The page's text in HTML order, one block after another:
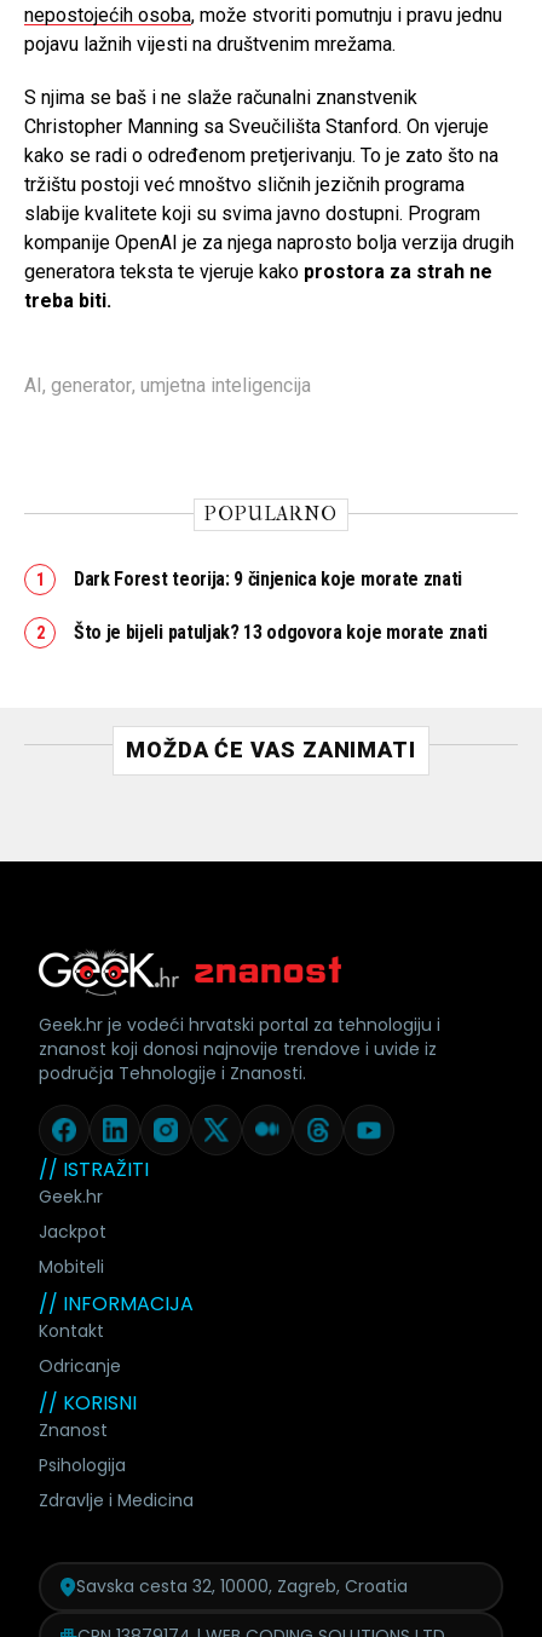
nepostojećih osoba, može stvoriti pomutnju i pravu jednu
pojavu lažnih vijesti na društvenim mrežama.
S njima se baš i ne slaže računalni znanstvenik
Christopher Manning sa Sveučilišta Stanford. On vjeruje
kako se radi o određenom pretjerivanju. To je zato što na
tržištu postoji već mnoštvo sličnih jezičnih programa
slabije kvalitete koji su svima javno dostupni. Program
kompanije OpenAI je za njega naprosto bolja verzija drugih
generatora teksta te vjeruje kako prostora za strah ne
treba biti.
AI, generator, umjetna inteligencija
POPULARNO
Dark Forest teorija: 9 činjenica koje morate znati
Što je bijeli patuljak? 13 odgovora koje morate znati
MOŽDA ĆE VAS ZANIMATI
// ISTRAŽITI
Geek.hr
Jackpot
Mobiteli
// INFORMACIJA
Kontakt
Odricanje
// KORISNI
Znanost
Psihologija
Zdravlje i Medicina
Geek.hr je vodeći hrvatski portal za tehnologiju i
znanost koji donosi najnovije trendove i uvide iz
područja Tehnologije i Znanosti.
Savska cesta 32, 10000, Zagreb, Croatia